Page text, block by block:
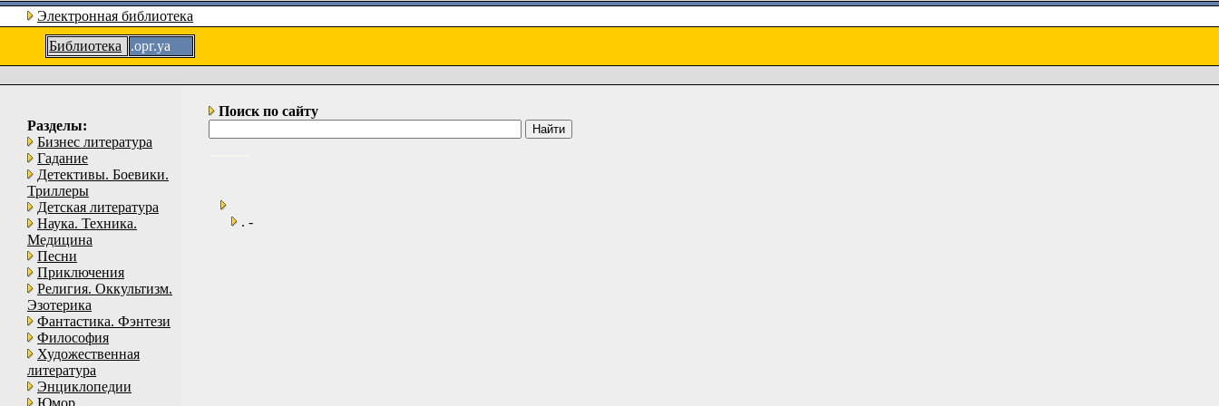
Электронная библиотека
Библиотека
.орг.уа
Разделы:
Бизнес литература
Гадание
Детективы. Боевики.
Триллеры
Детская литература
Наука. Техника.
Медицина
Песни
Приключения
Религия. Оккультизм.
Эзотерика
Фантастика. Фэнтези
Философия
Художественная
литература
Энциклопедии
Юмор
Поиск по сайту
. -